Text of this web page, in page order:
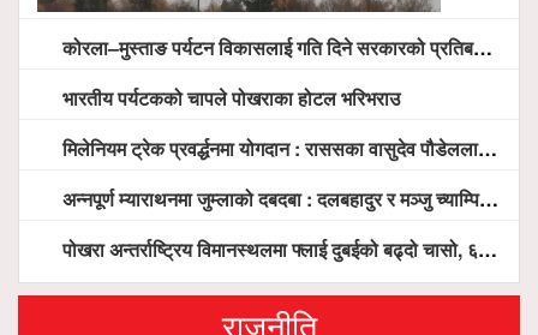
कोरला–मुस्ताङ पर्यटन विकासलाई गति दिने सरकारको प्रतिबद्धता, स्थानीय सरोकारवालासँग व्यापक छलफल
भारतीय पर्यटकको चापले पोखराका होटल भरिभराउ
मिलेनियम ट्रेक प्रवर्द्धनमा योगदान : राससका वासुदेव पौडेललाई ‘मिलेनियम ट्रेक अवार्ड’ प्रदान गरिने
अन्नपूर्ण म्याराथनमा जुम्लाको दबदबा : दलबहादुर र मञ्जु च्याम्पियन, नगदसहित भव्य सम्मान
पोखरा अन्तर्राष्ट्रिय विमानस्थलमा फ्लाई दुबईको बढ्दो चासो, ६ घण्टा लामो प्राविधिक निरीक्षणपछि दैनिक उडानको ढोका खुल्दै
राजनीति